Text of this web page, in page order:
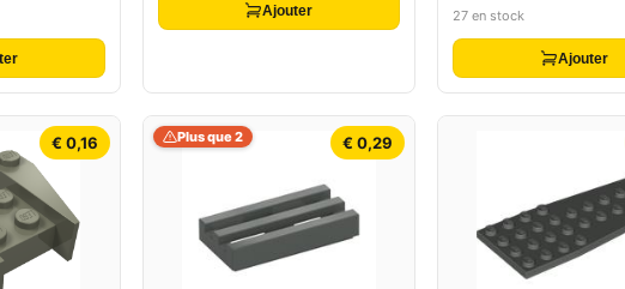
Ajouter 27 en stock
Ajouter
€ 0,16 € 0,29
Plus que 2